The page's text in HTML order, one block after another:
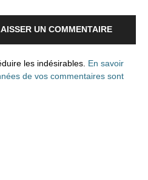
UN COMMENTAIRE
les indésirables. En savoir
de vos commentaires sont